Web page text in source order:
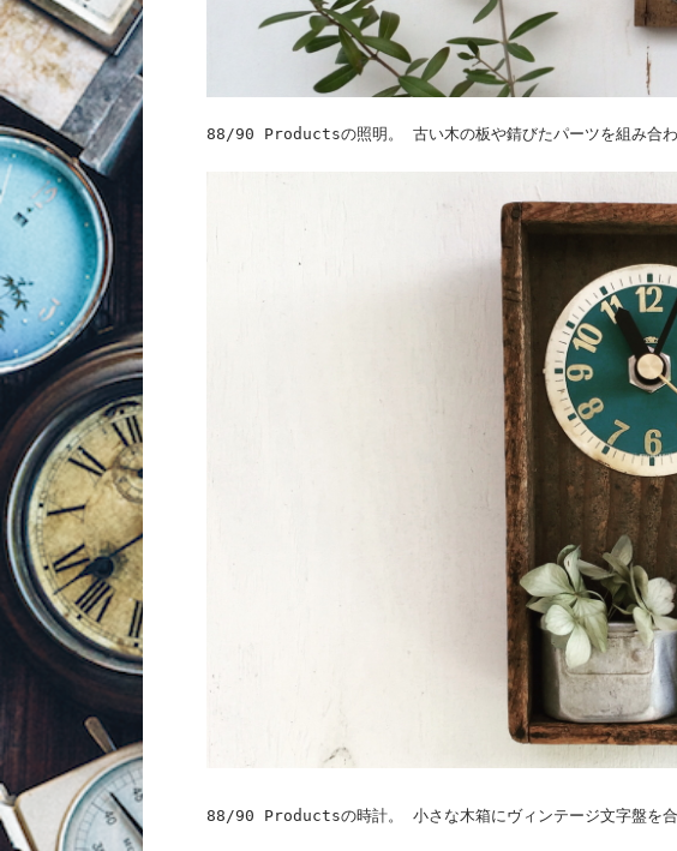
88/90 Productsの照明。 古い木の板や錆びたパーツを組み合わ
88/90 Productsの時計。 小さな木箱にヴィンテージ文字盤を合